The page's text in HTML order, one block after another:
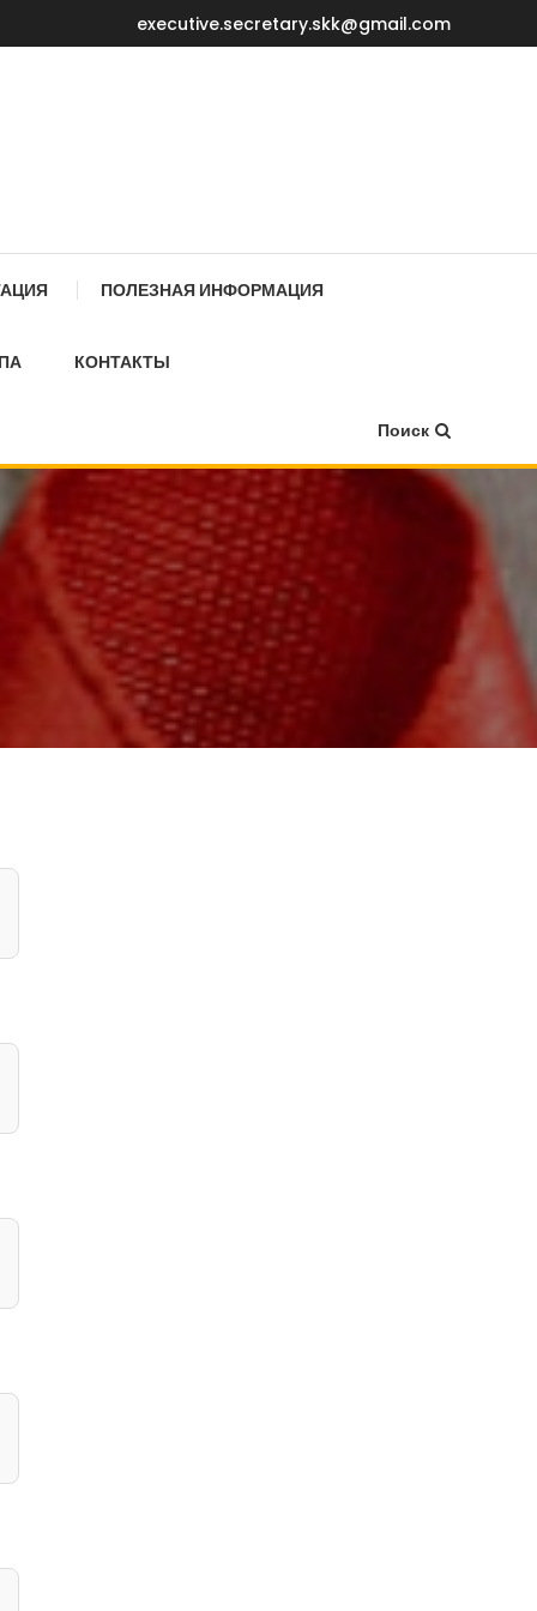
executive.secretary.skk@gmail.com
ПОЛЕЗНАЯ ИНФОРМАЦИЯ
КОНТАКТЫ
Поиск